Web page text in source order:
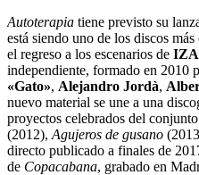
Autoterapia tiene previsto su
está siendo uno de los discos
el regreso a los escenarios de
independiente, formado en 2010
«Gato», Alejandro Jordà,
nuevo material se une a una
proyectos celebrados del
(2012), Agujeros de gusano
directo publicado a finales de
de Copacabana, grabado en